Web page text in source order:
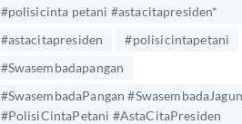
#polisicinta petani #astacitapresiden*
#astacitapresiden
#polisicintapetani
#Swasembadapangan
#SwasembadaPangan
#PolisiCintaPetani #AstaCitaPresiden